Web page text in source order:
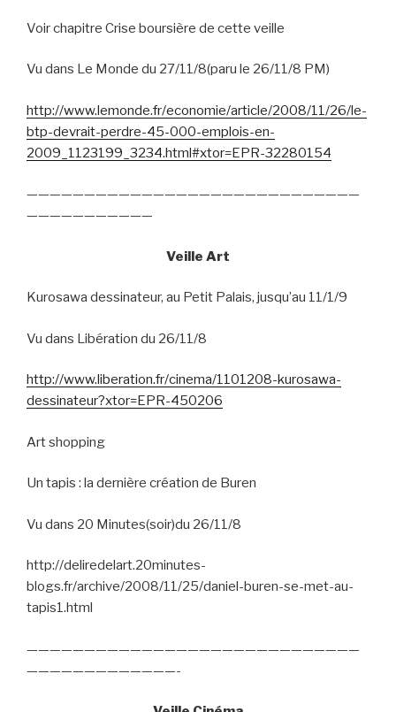
Voir chapitre Crise boursière de cette veille
Vu dans Le Monde du 27/11/8(paru le 26/11/8 PM)
http://www.lemonde.fr/economie/article/2008/11/26/le-
btp-devrait-perdre-45-000-emplois-en-
2009_1123199_3234.html#xtor=EPR-32280154
—————————————————————————————
———————————
Veille Art
Kurosawa dessinateur, au Petit Palais, jusqu’au 11/1/9
Vu dans Libération du 26/11/8
http://www.liberation.fr/cinema/1101208-kurosawa-
dessinateur?xtor=EPR-450206
Art shopping
Un tapis : la dernière création de Buren
Vu dans 20 Minutes(soir)du 26/11/8
http://deliredelart.20minutes-
blogs.fr/archive/2008/11/25/daniel-buren-se-met-au-
tapis1.html
—————————————————————————————
—————————————-